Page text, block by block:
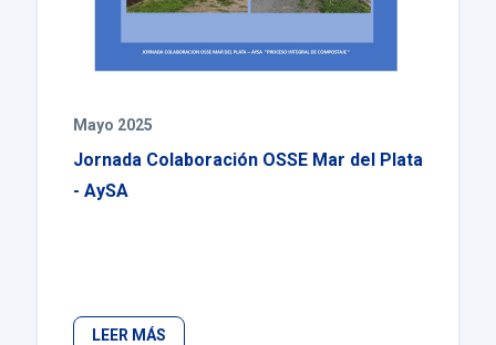
Mayo 2025
Jornada Colaboración OSSE Mar del Plata
- AySA
LEER MÁS